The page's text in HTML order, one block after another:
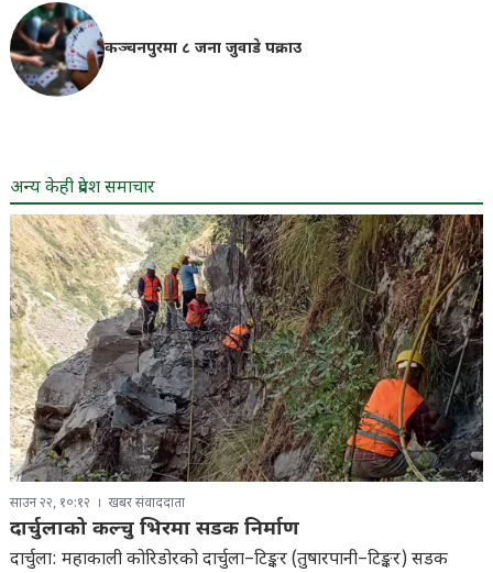
कञ्चनपुरमा ८ जना जुवाडे पक्राउ
अन्य केही प्रदेश समाचार
साउन २२, १०:१२ खबर संवाददाता
दार्चुलाको कल्चु भिरमा सडक निर्माण
दार्चुला: महाकाली कोरिडोरको दार्चुला–टिङ्कर (तुषारपानी–टिङ्कर) सडक